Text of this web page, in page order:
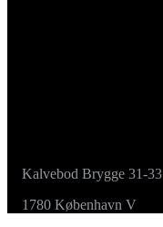
Kalvebod Brygge 31-33
1780 København V